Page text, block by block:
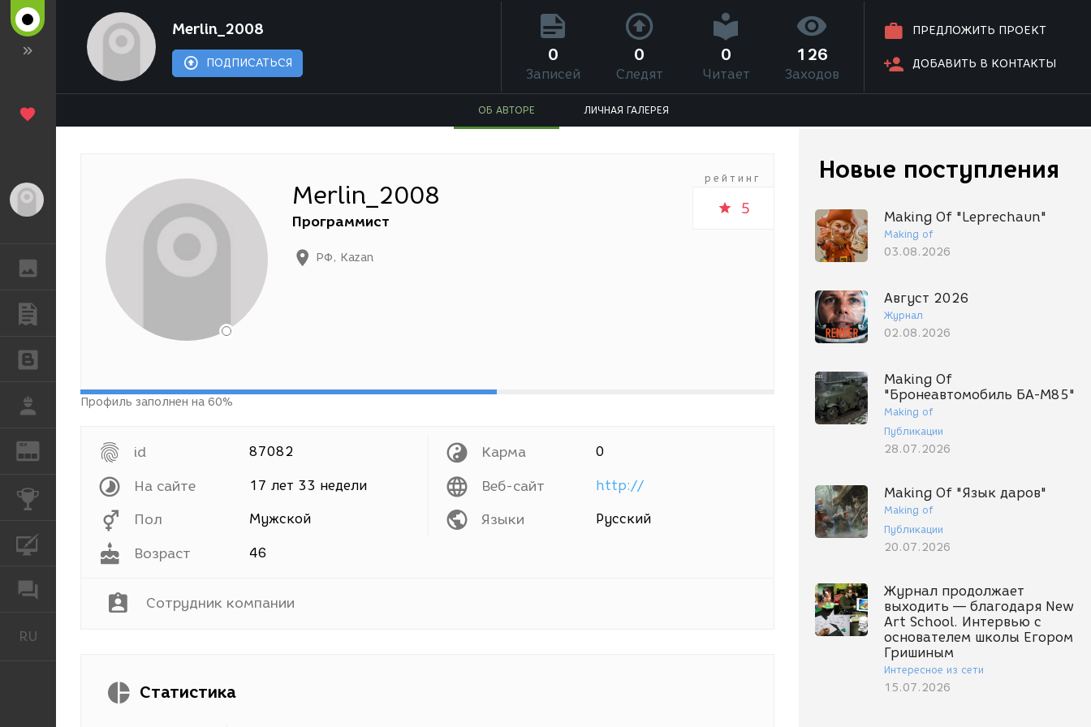
ГАЛЕРЕЯ
ПУБЛИКАЦИИ
РАБОТА
REN ЖУРНАЛ
КОНКУРСЫ
RU
Merlin_2008
ПОДПИСАТЬСЯ
ПРЕДЛОЖИТЬ ПРОЕКТ
ДОБАВИТЬ В КОНТАКТЫ
0
Записей
0
Следят
0
Читает
126
Заходов
ОБ АВТОРЕ ЛИЧНАЯ ГАЛЕРЕЯ
Новые поступления
Making Of "Leprechaun"
Making of
03.08.2026
Август 2026
Журнал
02.08.2026
Making Of
"Бронеавтомобиль БА-М85"
Making of
Публикации
28.07.2026
Making Of "Язык даров"
Making of
Публикации
20.07.2026
Журнал продолжает
выходить — благодаря New
Art School. Интервью с
основателем школы Егором
Гришиным
Интересное из сети
15.07.2026
рейтинг
5
Merlin_2008
Программист
РФ, Kazan
Профиль заполнен на 60%
id 87082
На сайте 17 лет 33 недели
Пол Мужской
Возраст 46
Карма 0
Веб-сайт http://
Языки Русский
Сотрудник компании
Статистика